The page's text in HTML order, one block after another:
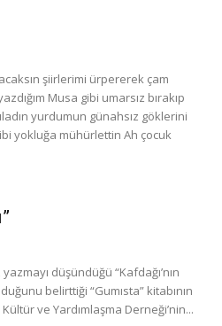
düşündüğü “Kafdağı’nın
belirttiği “Gumısta” kitabının
ve Yardımlaşma Derneği’nin...